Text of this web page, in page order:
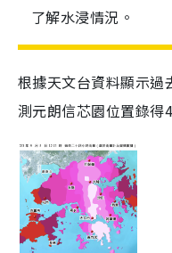
了解水浸情況。
根據天文台資料顯示過
測元朗信芯園位置錄得